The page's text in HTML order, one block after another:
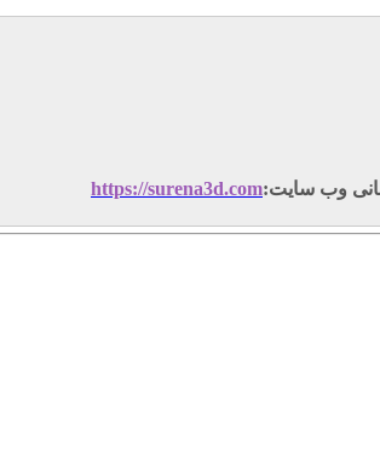
وب سایت:https://surena3d.com